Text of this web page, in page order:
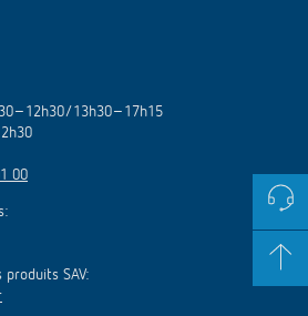
13h30–17h15
00
SAV: